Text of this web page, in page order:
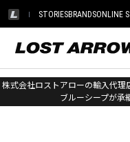
STORIESBRANDSONLINE
株式会社ロストアローの輸入代
ブルーシープが承
ホーム > シートゥサミット >